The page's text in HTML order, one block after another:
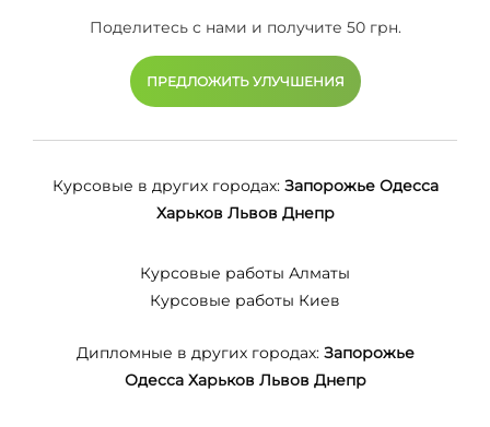
Поделитесь с нами и получите 50 грн.
ПРЕДЛОЖИТЬ УЛУЧШЕНИЯ
Курсовые в других городах: Запорожье Одесса
Харьков Львов Днепр
Курсовые работы Алматы
Курсовые работы Киев
Дипломные в других городах: Запорожье
Одесса Харьков Львов Днепр